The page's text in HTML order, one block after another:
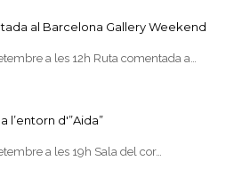
al Barcelona Gallery Weekend
a les 12h Ruta comentada a…
l’entorn d'”Aida”
a les 19h Sala del cor…